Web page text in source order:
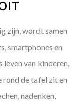
zijn, wordt samen
smartphones en
van kinderen,
rond de tafel zit en
nadenken,